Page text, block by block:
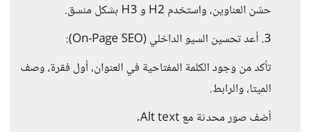
حسّن العناوين، واستخدم H2 و H3 بشكل منسق.
3. أعد تحسين السيو الداخلي (On-Page SEO):
تأكد من وجود الكلمة المفتاحية في العنوان، أول فقرة، وصف
الميتا، والرابط.
أضف صور محدثة مع Alt text.